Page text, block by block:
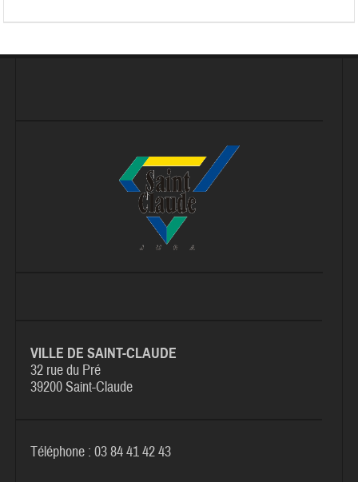
VILLE DE SAINT-CLAUDE
32 rue du Pré
39200 Saint-Claude
Téléphone : 03 84 41 42 43